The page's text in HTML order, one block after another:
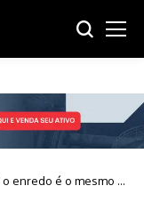
o enredo é o mesmo –